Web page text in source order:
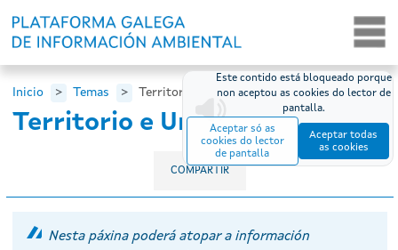
Inicio Temas Territorio e Urbanismo
Territorio e Urbanismo
Este contido está bloqueado porque
non aceptou as cookies do lector de
pantalla.
Aceptar só as
cookies do lector
de pantalla
Aceptar todas
as cookies
COMPARTIR
Nesta páxina poderá atopar a información